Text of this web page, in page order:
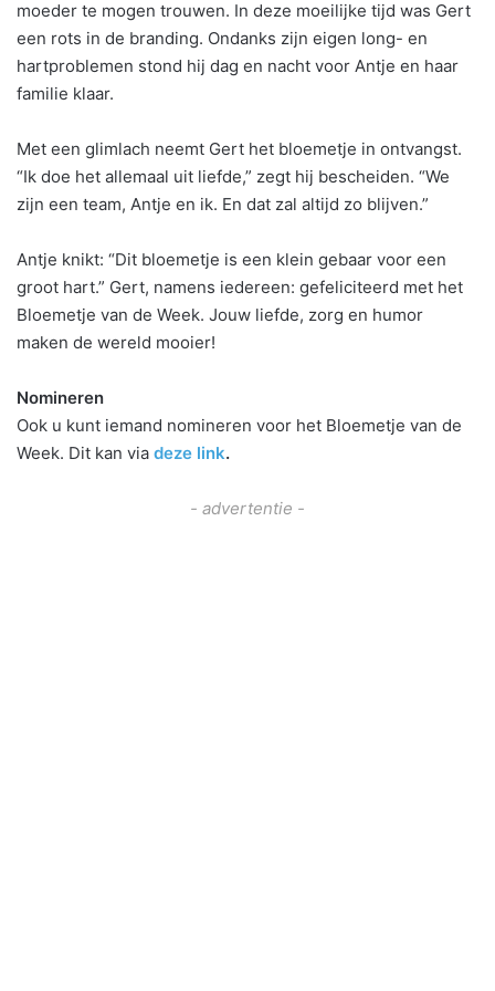
moeder te mogen trouwen. In deze moeilijke tijd was Gert
een rots in de branding. Ondanks zijn eigen long- en
hartproblemen stond hij dag en nacht voor Antje en haar
familie klaar.
Met een glimlach neemt Gert het bloemetje in ontvangst.
“Ik doe het allemaal uit liefde,” zegt hij bescheiden. “We
zijn een team, Antje en ik. En dat zal altijd zo blijven.”
Antje knikt: “Dit bloemetje is een klein gebaar voor een
groot hart.” Gert, namens iedereen: gefeliciteerd met het
Bloemetje van de Week. Jouw liefde, zorg en humor
maken de wereld mooier!
Nomineren
Ook u kunt iemand nomineren voor het Bloemetje van de
Week. Dit kan via deze link.
- advertentie -